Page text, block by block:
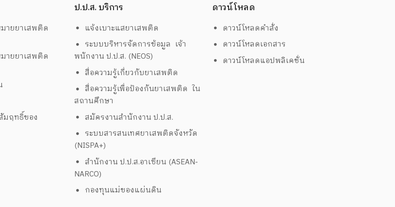
ายยาเสพติด
ายยาเสพติด
มฤทธิ์ของ
ป.ป.ส. บริการ
แจ้งเบาะแสยาเสพติด
ระบบบริหารจัดการข้อมูล เจ้า
พนักงาน ป.ป.ส. (NEOS)
สื่อความรู้เกี่ยวกับยาเสพติด
สื่อความรู้เพื่อป้องกันยาเสพติด ใน
สถานศึกษา
สมัครงานสำนักงาน ป.ป.ส.
ระบบสารสนเทศยาเสพติดจังหวัด
(NISPA+)
สำนักงาน ป.ป.ส.อาเซียน (ASEAN-
NARCO)
กองทุนแม่ของแผ่นดิน
ดาวน์โหลด
ดาวน์โหลดคำสั่ง
ดาวน์โหลดเอกสาร
ดาวน์โหลดแอปพลิเคชั่น